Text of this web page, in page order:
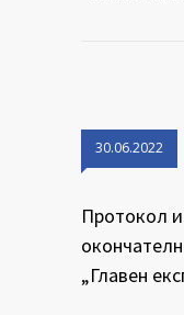
30.06.2022
Протокол
„Главен